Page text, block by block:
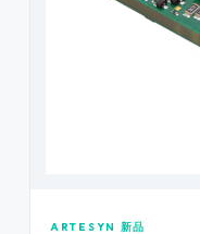
ARTESYN 新品